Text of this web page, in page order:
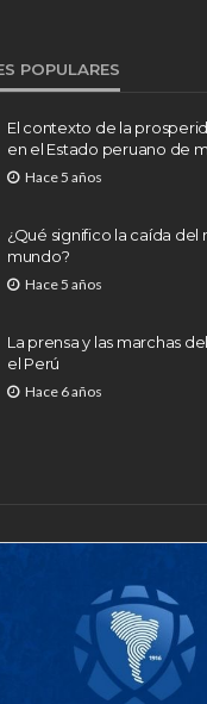
POPULARES
El contexto de la
en el Estado peruano de
Hace 5 años
¿Qué significo la caída del
mundo?
Hace 5 años
La prensa y las marchas
el Perú
Hace 6 años